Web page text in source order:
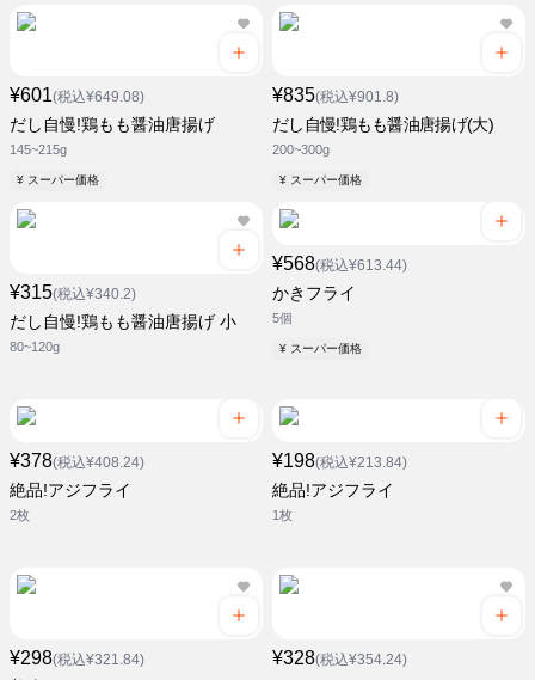
¥601(税込¥649.08)
だし自慢!鶏もも醤油唐揚げ
145~215g
¥ スーパー価格
¥835(税込¥901.8)
だし自慢!鶏もも醤油唐揚げ(大)
200~300g
¥ スーパー価格
¥315(税込¥340.2)
だし自慢!鶏もも醤油唐揚げ 小
80~120g
¥568(税込¥613.44)
かきフライ
5個
¥ スーパー価格
¥378(税込¥408.24)
絶品!アジフライ
2枚
¥198(税込¥213.84)
絶品!アジフライ
1枚
¥298(税込¥321.84) ¥328(税込¥354.24)